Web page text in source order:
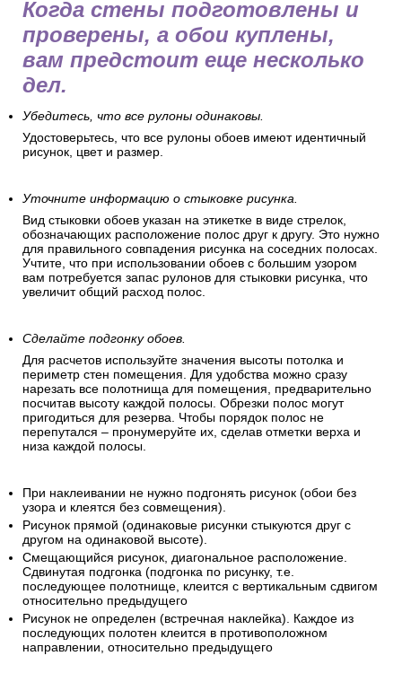
Когда стены подготовлены и
проверены, а обои куплены,
вам предстоит еще несколько
дел.
Убедитесь, что все рулоны одинаковы.
Удостоверьтесь, что все рулоны обоев имеют идентичный
рисунок, цвет и размер.
Уточните информацию о стыковке рисунка.
Вид стыковки обоев указан на этикетке в виде стрелок,
обозначающих расположение полос друг к другу. Это нужно
для правильного совпадения рисунка на соседних полосах.
Учтите, что при использовании обоев с большим узором
вам потребуется запас рулонов для стыковки рисунка, что
увеличит общий расход полос.
Сделайте подгонку обоев.
Для расчетов используйте значения высоты потолка и
периметр стен помещения. Для удобства можно сразу
нарезать все полотнища для помещения, предварительно
посчитав высоту каждой полосы. Обрезки полос могут
пригодиться для резерва. Чтобы порядок полос не
перепутался – пронумеруйте их, сделав отметки верха и
низа каждой полосы.
При наклеивании не нужно подгонять рисунок (обои без
узора и клеятся без совмещения).
Рисунок прямой (одинаковые рисунки стыкуются друг с
другом на одинаковой высоте).
Смещающийся рисунок, диагональное расположение.
Сдвинутая подгонка (подгонка по рисунку, т.е.
последующее полотнище, клеится с вертикальным сдвигом
относительно предыдущего
Рисунок не определен (встречная наклейка). Каждое из
последующих полотен клеится в противоположном
направлении, относительно предыдущего